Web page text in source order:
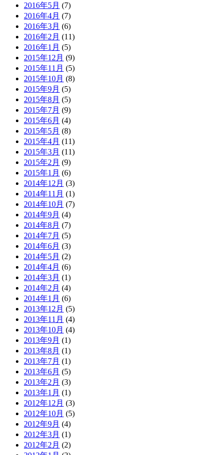
2016年5月 (7)
2016年4月 (7)
2016年3月 (6)
2016年2月 (11)
2016年1月 (5)
2015年12月 (9)
2015年11月 (5)
2015年10月 (8)
2015年9月 (5)
2015年8月 (5)
2015年7月 (9)
2015年6月 (4)
2015年5月 (8)
2015年4月 (11)
2015年3月 (11)
2015年2月 (9)
2015年1月 (6)
2014年12月 (3)
2014年11月 (1)
2014年10月 (7)
2014年9月 (4)
2014年8月 (7)
2014年7月 (5)
2014年6月 (3)
2014年5月 (2)
2014年4月 (6)
2014年3月 (1)
2014年2月 (4)
2014年1月 (6)
2013年12月 (5)
2013年11月 (4)
2013年10月 (4)
2013年9月 (1)
2013年8月 (1)
2013年7月 (1)
2013年6月 (5)
2013年2月 (3)
2013年1月 (1)
2012年12月 (3)
2012年10月 (5)
2012年9月 (4)
2012年3月 (1)
2012年2月 (2)